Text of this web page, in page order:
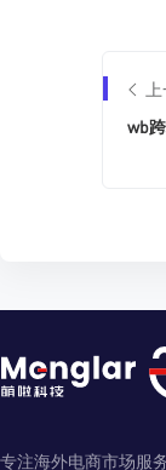
wb
专注海外电商市场服